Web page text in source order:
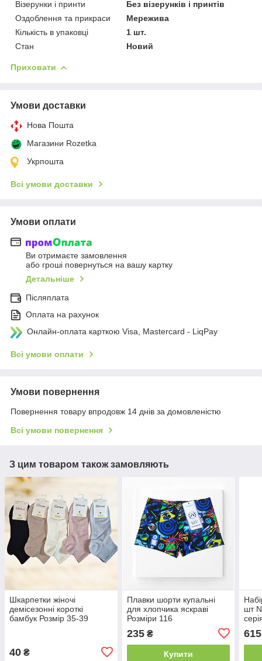
Візерунки і принти
Без візерунків і принтів
Оздоблення та прикраси
Мережива
Кількість в упаковці
1 шт.
Стан
Новий
Приховати
Умови доставки
Нова Пошта
Магазини Rozetka
Укрпошта
Всі умови доставки
Умови оплати
Ви отримаєте замовлення
або гроші повернуться на вашу картку
Детальніше
Післяплата
Оплата на рахунок
Онлайн-оплата карткою Visa, Mastercard - LiqPay
Всі умови оплати
Умови повернення
Повернення товару впродовж 14 днів за домовленістю
Всі умови повернення
З цим товаром також замовляють
Шкарпетки жіночі
демісезонні короткі
бамбук Розмір 35-39
40 ₴
Плавки шорти купальні
для хлопчика яскраві
Розміри 116
235₴
Купити
шт
615